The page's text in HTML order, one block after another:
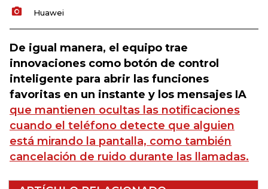
Huawei
De igual manera, el equipo trae
innovaciones como botón de control
inteligente para abrir las funciones
favoritas en un instante y los mensajes IA
que mantienen ocultas las notificaciones
cuando el teléfono detecte que alguien
está mirando la pantalla, como también
cancelación de ruido durante las llamadas.